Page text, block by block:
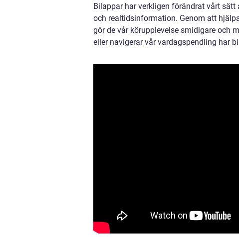
Bilappar har verkligen förändrat vårt
och realtidsinformation. Genom att
gör de vår körupplevelse smidigare och
eller navigerar vår vardagspendling har